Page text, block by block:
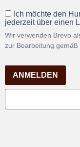
Ich möchte den
jederzeit über einen
Wir verwenden Brevo
zur Bearbeitung gemäß
ANMELDEN